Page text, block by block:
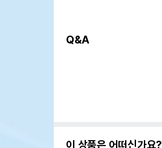
Q&A
이 상품은 어떠신가요?